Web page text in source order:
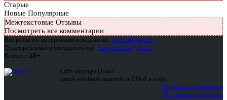
Старые
Новые Популярные
Межтекстовые Отзывы
Посмотреть все комментарии
Вопросы по материалам и подписке: support@glc.ru
Отдел рекламы и спецпроектов: yakovleva.a@glc.ru
Контент 18+
Сайт защищен Qrator —
самой забойной защитой от DDoS в мире
Подписка для физлиц
Подписка для юрлиц